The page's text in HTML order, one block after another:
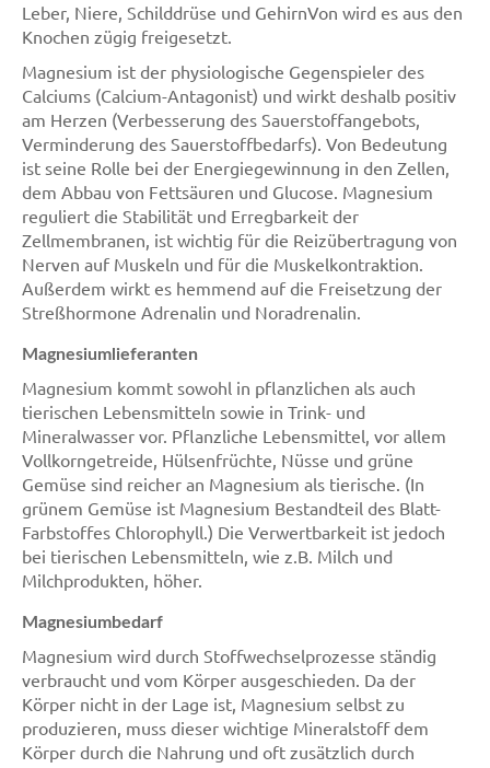
Leber, Niere, Schilddrüse und GehirnVon wird es aus den
Knochen zügig freigesetzt.
Magnesium ist der physiologische Gegenspieler des
Calciums (Calcium-Antagonist) und wirkt deshalb positiv
am Herzen (Verbesserung des Sauerstoffangebots,
Verminderung des Sauerstoffbedarfs). Von Bedeutung
ist seine Rolle bei der Energiegewinnung in den Zellen,
dem Abbau von Fettsäuren und Glucose. Magnesium
reguliert die Stabilität und Erregbarkeit der
Zellmembranen, ist wichtig für die Reizübertragung von
Nerven auf Muskeln und für die Muskelkontraktion.
Außerdem wirkt es hemmend auf die Freisetzung der
Streßhormone Adrenalin und Noradrenalin.
Magnesiumlieferanten
Magnesium kommt sowohl in pflanzlichen als auch
tierischen Lebensmitteln sowie in Trink- und
Mineralwasser vor. Pflanzliche Lebensmittel, vor allem
Vollkorngetreide, Hülsenfrüchte, Nüsse und grüne
Gemüse sind reicher an Magnesium als tierische. (In
grünem Gemüse ist Magnesium Bestandteil des Blatt-
Farbstoffes Chlorophyll.) Die Verwertbarkeit ist jedoch
bei tierischen Lebensmitteln, wie z.B. Milch und
Milchprodukten, höher.
Magnesiumbedarf
Magnesium wird durch Stoffwechselprozesse ständig
verbraucht und vom Körper ausgeschieden. Da der
Körper nicht in der Lage ist, Magnesium selbst zu
produzieren, muss dieser wichtige Mineralstoff dem
Körper durch die Nahrung und oft zusätzlich durch